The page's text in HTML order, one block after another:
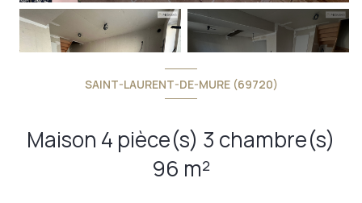
+9
SAINT-LAURENT-DE-MURE (69720)
Maison 4 pièce(s) 3 chambre(s)
96 m²